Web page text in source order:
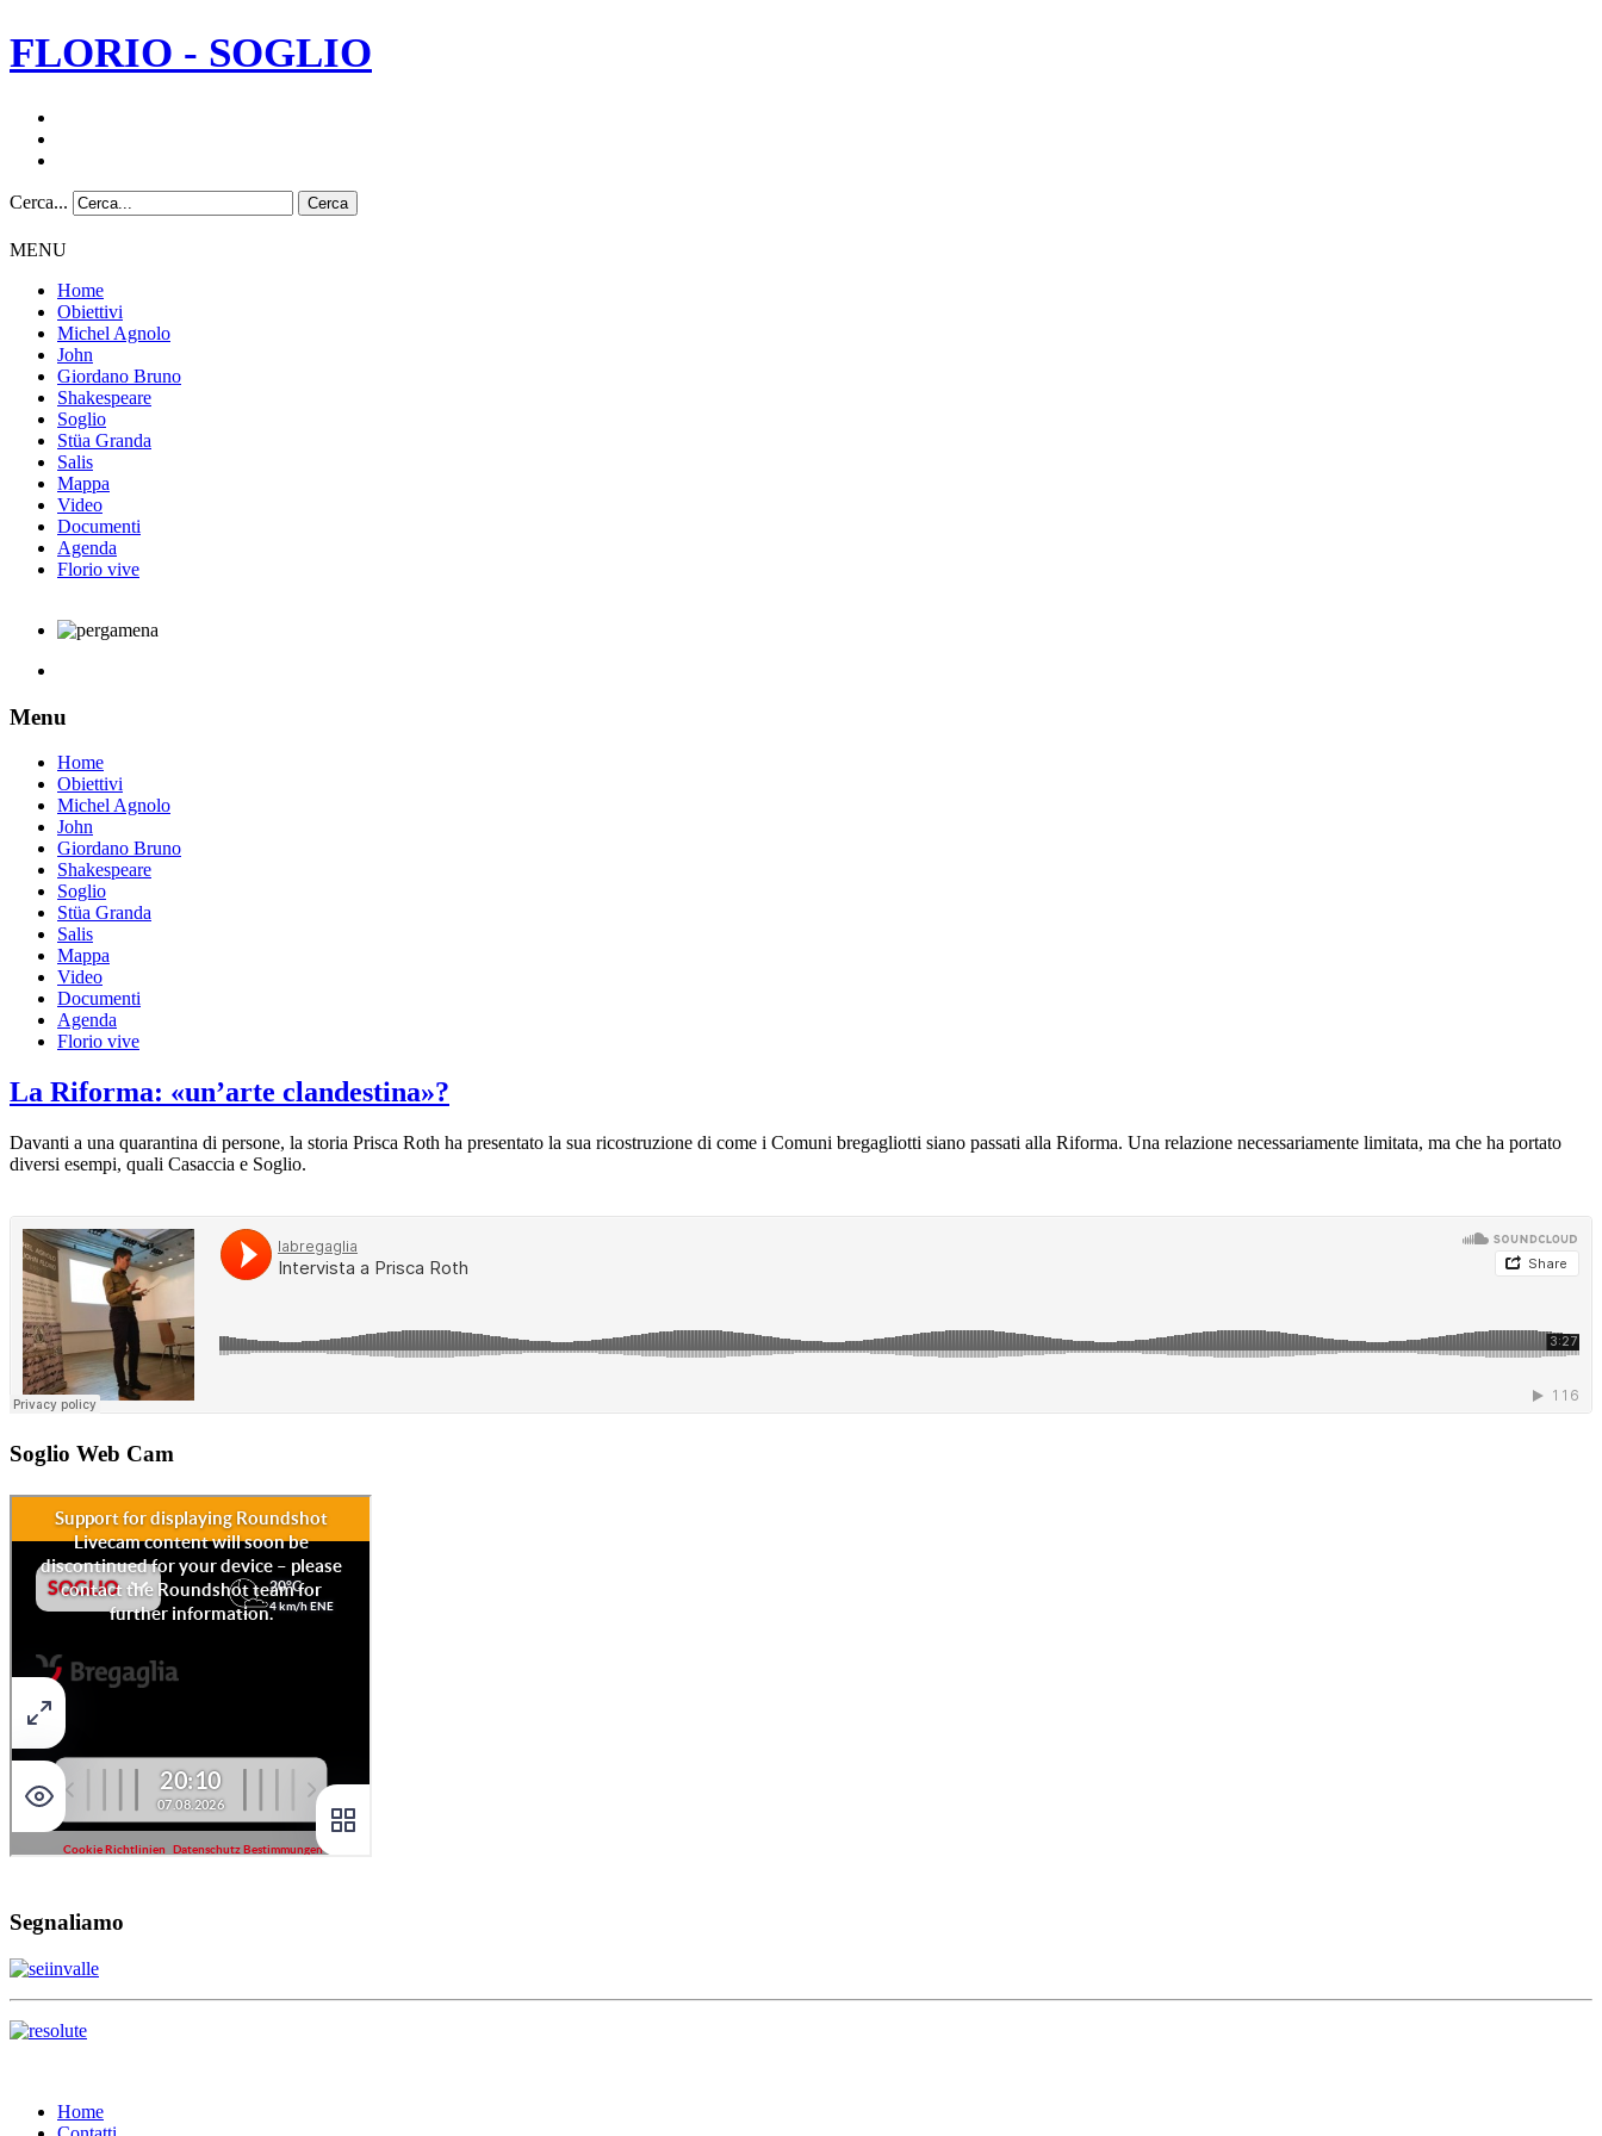
FLORIO - SOGLIO
Cerca... Cerca
MENU
Home
Obiettivi
Michel Agnolo
John
Giordano Bruno
Shakespeare
Soglio
Stüa Granda
Salis
Mappa
Video
Documenti
Agenda
Florio vive
Menu
Home
Obiettivi
Michel Agnolo
John
Giordano Bruno
Shakespeare
Soglio
Stüa Granda
Salis
Mappa
Video
Documenti
Agenda
Florio vive
La Riforma: «un’arte clandestina»?
Davanti a una quarantina di persone, la storia Prisca Roth ha presentato la sua ricostruzione di come i Comuni bregagliotti siano passati alla Riforma. Una relazione necessariamente limitata, ma che ha portato
diversi esempi, quali Casaccia e Soglio.
Soglio Web Cam
Segnaliamo
Home